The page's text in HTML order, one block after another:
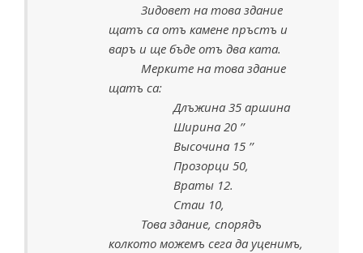
Зидовет на това здание
щатъ са отъ камене пръстъ и
варъ и ще бъде отъ два ката.
Мерките на това здание
щатъ са:
Длъжина 35 аршина
Ширина 20 ’’
Высочина 15 ’’
Прозорци 50,
Враты 12.
Стаи 10,
Това здание, спорядъ
колкото можемъ сега да уценимъ,